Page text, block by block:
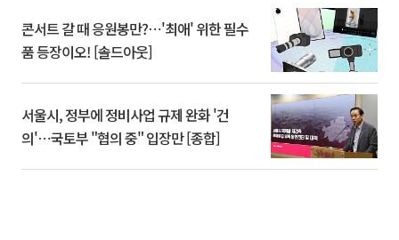
콘서트 갈 때 응원봉만?⋯'최애' 위한 필수
품 등장이오! [솔드아웃]
서울시, 정부에 정비사업 규제 완화 '건
의'⋯국토부 "협의 중" 입장만 [종합]